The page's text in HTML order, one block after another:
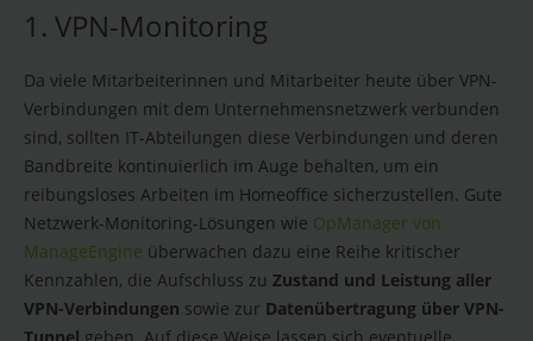
1. VPN-Monitoring
Da viele Mitarbeiterinnen und Mitarbeiter heute über VPN-
Verbindungen mit dem Unternehmensnetzwerk verbunden
sind, sollten IT-Abteilungen diese Verbindungen und deren
Bandbreite kontinuierlich im Auge behalten, um ein
reibungsloses Arbeiten im Homeoffice sicherzustellen. Gute
Netzwerk-Monitoring-Lösungen wie OpManager von
ManageEngine überwachen dazu eine Reihe kritischer
Kennzahlen, die Aufschluss zu Zustand und Leistung aller
VPN-Verbindungen sowie zur Datenübertragung über VPN-